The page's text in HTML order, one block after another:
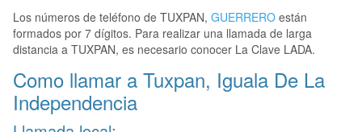
Los números de teléfono de TUXPAN, GUERRERO están
formados por 7 dígitos. Para realizar una llamada de larga
distancia a TUXPAN, es necesario conocer La Clave LADA.
Como llamar a Tuxpan, Iguala De La
Independencia